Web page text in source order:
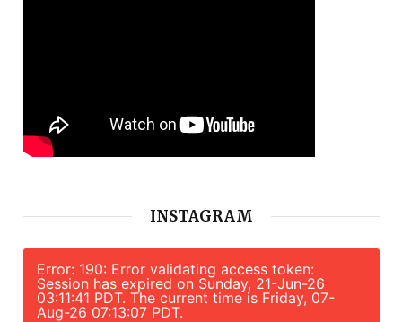
INSTAGRAM
Error: 190: Error validating access token:
Session has expired on Sunday, 21-Jun-26
03:11:41 PDT. The current time is Friday, 07-
Aug-26 07:13:07 PDT.